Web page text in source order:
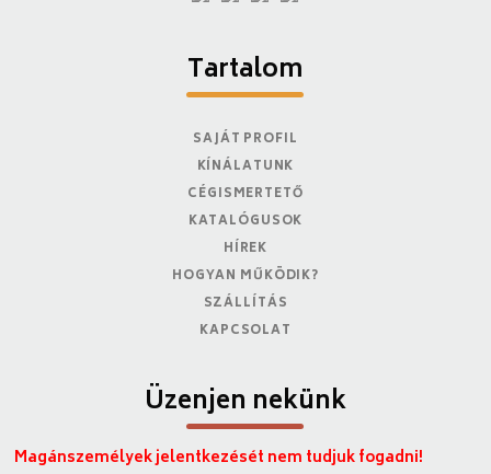
Tartalom
SAJÁT PROFIL
KÍNÁLATUNK
CÉGISMERTETŐ
KATALÓGUSOK
HÍREK
HOGYAN MŰKÖDIK?
SZÁLLÍTÁS
KAPCSOLAT
Üzenjen nekünk
Magánszemélyek jelentkezését nem tudjuk fogadni!